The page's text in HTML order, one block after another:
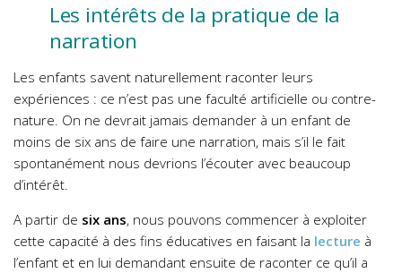
Les intérêts de la pratique de la
narration
Les enfants savent naturellement raconter leurs
expériences : ce n’est pas une faculté artificielle ou contre-
nature. On ne devrait jamais demander à un enfant de
moins de six ans de faire une narration, mais s’il le fait
spontanément nous devrions l’écouter avec beaucoup
d’intérêt.
A partir de six ans, nous pouvons commencer à exploiter
cette capacité à des fins éducatives en faisant la lecture à
l’enfant et en lui demandant ensuite de raconter ce qu’il a